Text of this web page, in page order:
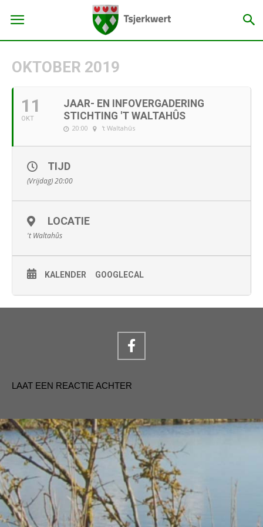
OKTOBER 2019
11
OKT
JAAR- EN INFOVERGADERING
STICHTING 'T WALTAHÛS
20:00 't Waltahûs
TIJD
(Vrijdag) 20:00
LOCATIE
't Waltahûs
KALENDER GOOGLECAL
LAAT EEN REACTIE ACHTER